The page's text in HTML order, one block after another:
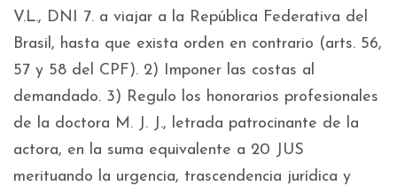
V.L., DNI 7. a viajar a la República Federativa del
Brasil, hasta que exista orden en contrario (arts. 56,
57 y 58 del CPF). 2) Imponer las costas al
demandado. 3) Regulo los honorarios profesionales
de la doctora M. J. J., letrada patrocinante de la
actora, en la suma equivalente a 20 JUS
merituando la urgencia, trascendencia jurídica y